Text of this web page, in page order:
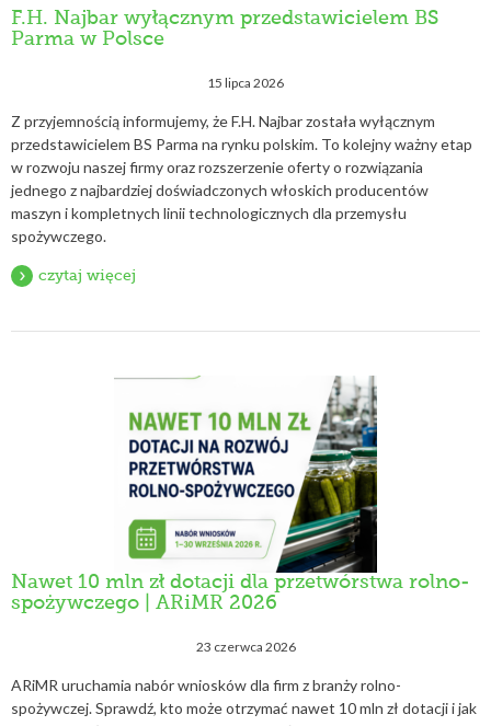
F.H. Najbar wyłącznym przedstawicielem BS
Parma w Polsce
15 lipca 2026
Z przyjemnością informujemy, że F.H. Najbar została wyłącznym
przedstawicielem BS Parma na rynku polskim. To kolejny ważny etap
w rozwoju naszej firmy oraz rozszerzenie oferty o rozwiązania
jednego z najbardziej doświadczonych włoskich producentów
maszyn i kompletnych linii technologicznych dla przemysłu
spożywczego.
czytaj więcej
Nawet 10 mln zł dotacji dla przetwórstwa rolno-
spożywczego | ARiMR 2026
23 czerwca 2026
ARiMR uruchamia nabór wniosków dla firm z branży rolno-
spożywczej. Sprawdź, kto może otrzymać nawet 10 mln zł dotacji i jak